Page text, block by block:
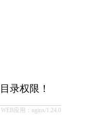
录权限！
应用：nginx/1.24.0